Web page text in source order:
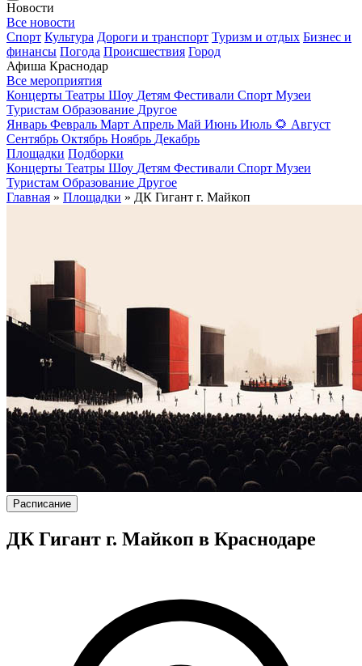
Новости
Все новости
Спорт Культура Дороги и транспорт Туризм и отдых Бизнес и
финансы Погода Происшествия Город
Афиша Краснодар
Все мероприятия
Концерты Театры Шоу Детям Фестивали Спорт Музеи
Туристам Образование Другое
Январь Февраль Март Апрель Май Июнь Июль 🌻 Август
Сентябрь Октябрь Ноябрь Декабрь
Площадки Подборки
Концерты Театры Шоу Детям Фестивали Спорт Музеи
Туристам Образование Другое
Главная » Площадки » ДК Гигант г. Майкоп
Расписание
ДК Гигант г. Майкоп в Краснодаре